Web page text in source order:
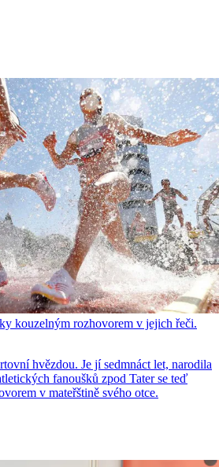
kouzelným rozhovorem v jejich řeči.
hvězdou. Je jí sedmnáct let, narodila
fanoušků zpod Tater se teď
v mateřštině svého otce.